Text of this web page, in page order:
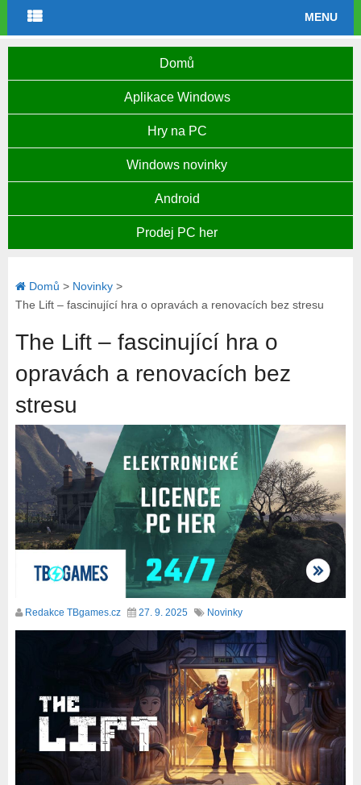
MENU
Domů
Aplikace Windows
Hry na PC
Windows novinky
Android
Prodej PC her
Domů > Novinky>
The Lift – fascinující hra o opravách a renovacích bez stresu
The Lift – fascinující hra o
opravách a renovacích bez
stresu
Redakce TBgames.cz 27. 9. 2025 Novinky